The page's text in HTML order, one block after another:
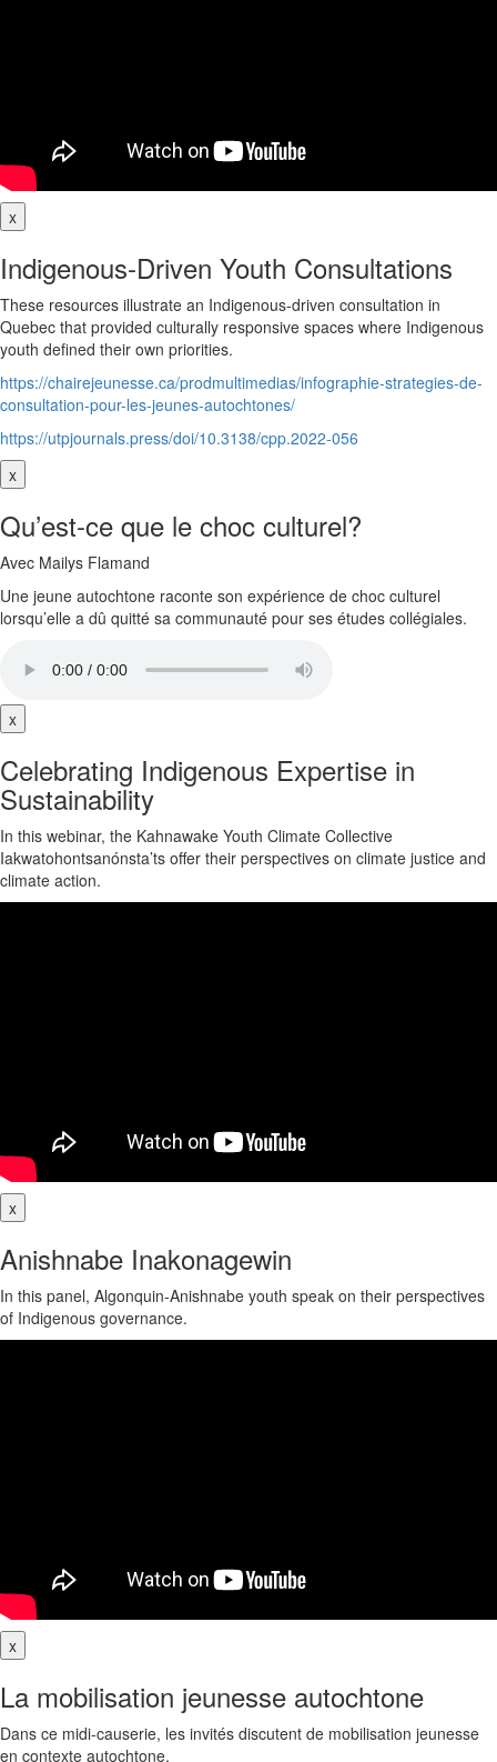
x
Indigenous-Driven Youth Consultations
These resources illustrate an Indigenous-driven consultation in
Quebec that provided culturally responsive spaces where Indigenous
youth defined their own priorities.
https://chairejeunesse.ca/prodmultimedias/infographie-strategies-de-
consultation-pour-les-jeunes-autochtones/
https://utpjournals.press/doi/10.3138/cpp.2022-056
x
Qu’est-ce que le choc culturel?
Avec Mailys Flamand
Une jeune autochtone raconte son expérience de choc culturel
lorsqu’elle a dû quitté sa communauté pour ses études collégiales.
x
Celebrating Indigenous Expertise in
Sustainability
In this webinar, the Kahnawake Youth Climate Collective
Iakwatohontsanónsta’ts offer their perspectives on climate justice and
climate action.
x
Anishnabe Inakonagewin
In this panel, Algonquin-Anishnabe youth speak on their perspectives
of Indigenous governance.
x
La mobilisation jeunesse autochtone
Dans ce midi-causerie, les invités discutent de mobilisation jeunesse
en contexte autochtone.